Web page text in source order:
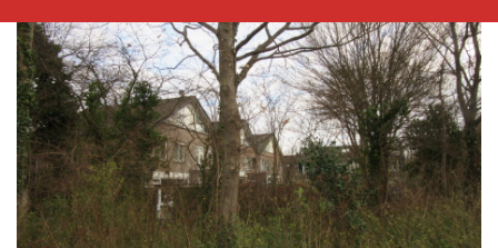
STRAKS:
De Vrijdagavond met Gijs
19.00 - 21.00 uur
Vorig uur
uur 1 van 0 Volgend uur
Inklappen